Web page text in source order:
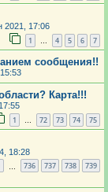
2021, 17:06
1 … 4 5 6 7
сообщения!!
Карта!!!
1 … 72 73 74 75
18:28
736 737 738 739